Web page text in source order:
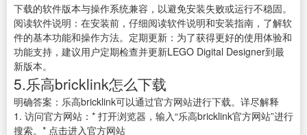
下载的软件版本与操作系统兼容，以避免安装失败或运行不稳固。
阅读软件说明：在安装前，仔细阅读软件说明和安装指南，了解软
件的基本功能和操作方法。定期更新：为了获得更好的使用体验和
功能支持，建议用户定期检查并更新LEGO Digital Designer到最
新版本。
5.乐高bricklink怎么下载
明确答案：乐高bricklink可以通过官方网站进行下载。详尽解释
1. 访问官方网站：* 打开浏览器，输入“乐高bricklink官方网站”进行
搜索。* 点击进入官方网站